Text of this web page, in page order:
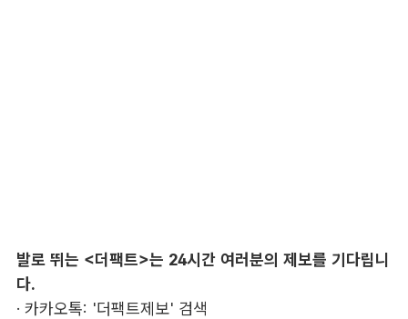
발로 뛰는 <더팩트>는 24시간 여러분의 제보를 기다립니
다.
· 카카오톡: '더팩트제보' 검색